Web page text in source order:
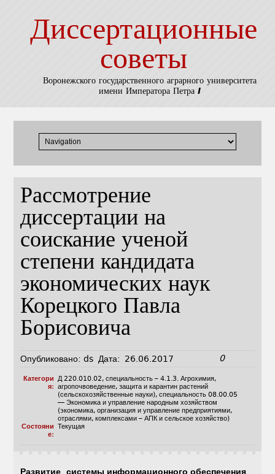
Диссертационные
советы
Воронежского государственного аграрного университета
имени Императора Петра I
Рассмотрение
диссертации на
соискание ученой
степени кандидата
экономических наук
Корецкого Павла
Борисовича
Опубликовано: ds Дата: 26.06.2017 0
Категори
я:
Д 220.010.02, специальность – 4.1.3. Агрохимия,
агропочвоведение, защита и карантин растений
(сельскохозяйственные науки), специальность 08.00.05
— Экономика и управление народным хозяйством
(экономика, организация и управление предприятиями,
отраслями, комплексами – АПК и сельское хозяйство)
Состояни
е:
Текущая
Развитие системы информационного обеспечения